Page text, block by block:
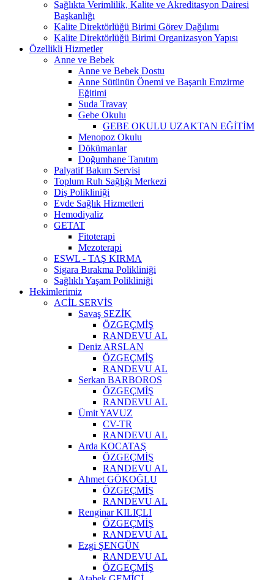
Sağlıkta Verimlilik, Kalite ve Akreditasyon Dairesi
Başkanlığı
Kalite Direktörlüğü Birimi Görev Dağılımı
Kalite Direktörlüğü Birimi Organizasyon Yapısı
Özellikli Hizmetler
Anne ve Bebek
Anne ve Bebek Dostu
Anne Sütünün Önemi ve Başarılı Emzirme
Eğitimi
Suda Travay
Gebe Okulu
GEBE OKULU UZAKTAN EĞİTİM
Menopoz Okulu
Dökümanlar
Doğumhane Tanıtım
Palyatif Bakım Servisi
Toplum Ruh Sağlığı Merkezi
Diş Polikliniği
Evde Sağlık Hizmetleri
Hemodiyaliz
GETAT
Fitoterapi
Mezoterapi
ESWL - TAŞ KIRMA
Sigara Bırakma Polikliniği
Sağlıklı Yaşam Polikliniği
Hekimlerimiz
ACİL SERVİS
Savaş SEZİK
ÖZGEÇMİŞ
RANDEVU AL
Deniz ARSLAN
ÖZGEÇMİŞ
RANDEVU AL
Serkan BARBOROS
ÖZGEÇMİŞ
RANDEVU AL
Ümit YAVUZ
CV-TR
RANDEVU AL
Arda KOCATAŞ
ÖZGEÇMİŞ
RANDEVU AL
Ahmet GÖKOĞLU
ÖZGEÇMİŞ
RANDEVU AL
Renginar KILIÇLI
ÖZGEÇMİŞ
RANDEVU AL
Ezgi ŞENGÜN
RANDEVU AL
ÖZGEÇMİŞ